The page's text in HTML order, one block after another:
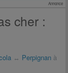
Annonce
cher :
↔ Perpignan à